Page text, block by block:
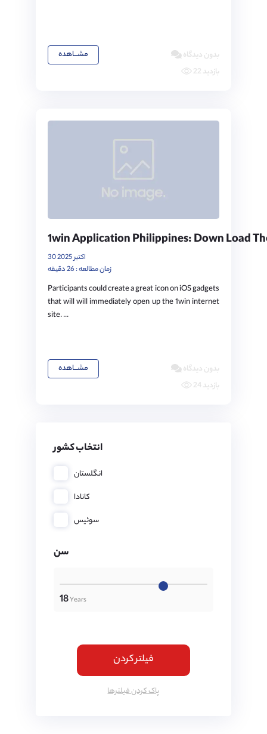
مشـــاهده
بدون دیدگاه
22 بازدید
1win Application Philippines: Down Load
30 اکتبر 2025
زمان مطالعه : 26 دقیقه
Participants could create a great icon on iOS gadgets
that will will immediately open up the 1win internet
site. ...
مشـــاهده
بدون دیدگاه
24 بازدید
انتخاب کشور
انگلستان
کانادا
سوئیس
سن
18
فیلتر کردن
پاک کردن فیلتر‌ها